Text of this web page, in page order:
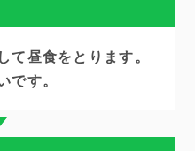
て昼食をとります。
です。